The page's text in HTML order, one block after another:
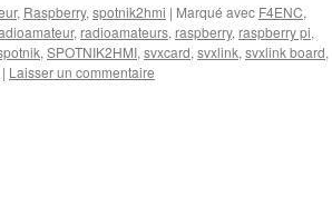
, Raspberry, spotnik2hmi | Marqué avec F4ENC,
, radioamateurs, raspberry, raspberry pi,
, SPOTNIK2HMI, svxcard, svxlink, svxlink board,
| Laisser un commentaire